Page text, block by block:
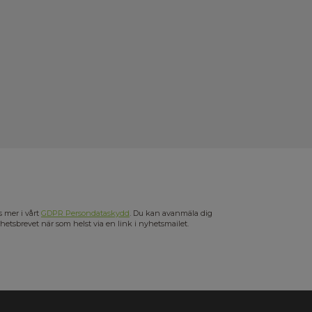
mer i vårt GDPR Persondataskydd. Du kan avanmäla dig
när som helst via en link i nyhetsmailet.